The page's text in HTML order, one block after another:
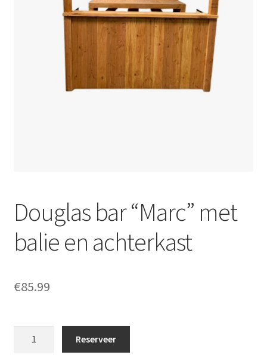
Privacybeleid
Douglas bar “Marc” met
balie en achterkast
€85.99
Reserveer